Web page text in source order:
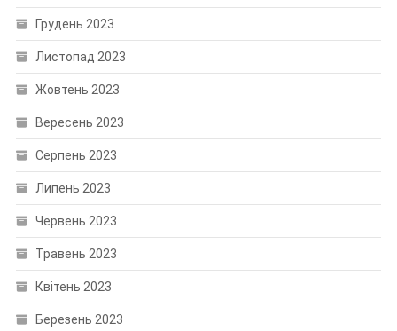
Грудень 2023
Листопад 2023
Жовтень 2023
Вересень 2023
Серпень 2023
Липень 2023
Червень 2023
Травень 2023
Квітень 2023
Березень 2023